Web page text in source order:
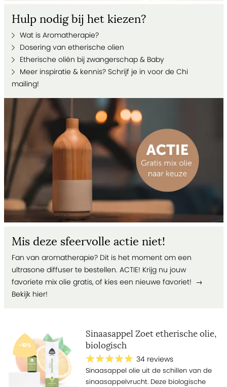
Hulp nodig bij het kiezen?
Wat is Aromatherapie?
Dosering van etherische olien
Etherische oliën bij zwangerschap & Baby
Meer inspiratie & kennis? Schrijf je in voor de Chi
mailing!
Mis deze sfeervolle actie niet!
Fan van aromatherapie? Dit is het moment om een
ultrasone diffuser te bestellen. ACTIE! Krijg nu jouw
favoriete mix olie gratis, of kies een nieuwe favoriet! →
Bekijk hier!
-10%
Sinaasappel Zoet etherische olie,
biologisch
34 reviews
Sinaasappel olie uit de schillen van de
sinaasappelvrucht. Deze biologische